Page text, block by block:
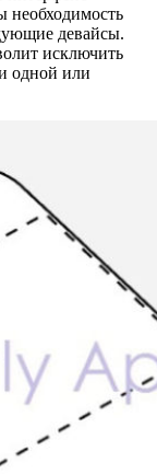
девайсы.
исключить
одной или